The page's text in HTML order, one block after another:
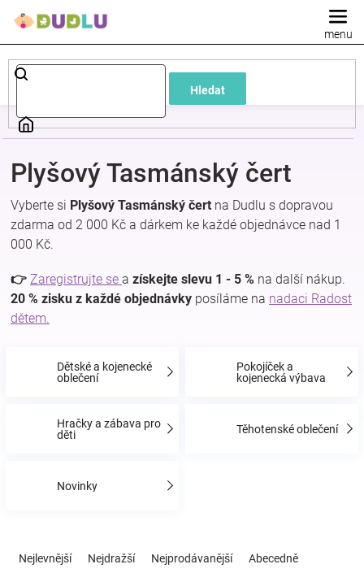
Hledat
Dětské
a
oblečení
Pokojíček
a
kojenecká
Plyšový Tasmánský čert
Vyberte si Plyšový Tasmánský čert na Dudlu s dopravou
zdarma od 2 000 Kč a dárkem ke každé objednávce nad 1
000 Kč.
👉 Zaregistrujte se a získejte slevu 1 - 5 % na další nákup.
20 % zisku z každé objednávky posíláme na nadaci Radost
dětem.
Dětské a kojenecké
oblečení
Pokojíček a
kojenecká výbava
Hračky a zábava pro
děti
Těhotenské oblečení
Novinky
Nejlevnější Nejdražší Nejprodávanější Abecedně